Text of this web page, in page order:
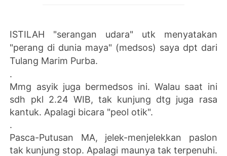
ISTILAH "serangan udara" utk menyatakan
"perang di dunia maya" (medsos) saya dpt dari
Tulang Marim Purba.
.
Mmg asyik juga bermedsos ini. Walau saat ini
sdh pkl 2.24 WIB, tak kunjung dtg juga rasa
kantuk. Apalagi bicara "peol otik".
.
Pasca-Putusan MA, jelek-menjelekkan paslon
tak kunjung stop. Apalagi maunya tak terpenuhi.